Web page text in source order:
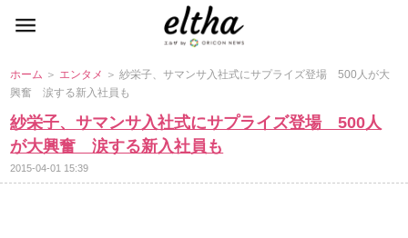
ホーム ＞ エンタメ ＞ 紗栄子、サマンサ入社式にサプライズ登場 500人が大
興奮 涙する新入社員も
紗栄子、サマンサ入社式にサプライズ登場 500人
が大興奮 涙する新入社員も
2015-04-01 15:39